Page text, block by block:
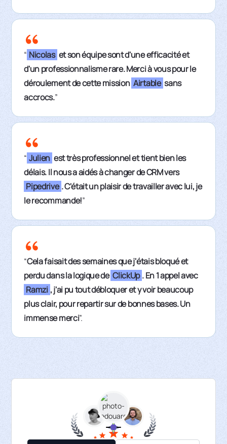
“ Nicolas et son équipe sont d'une efficacité et
d'un professionnalisme rare. Merci à vous pour le
déroulement de cette mission Airtable sans
accrocs.”
“ Julien est très professionnel et tient bien les
délais. Il nous a aidés à changer de CRM vers
Pipedrive . C'était un plaisir de travailler avec lui, je
le recommande!”
“Cela faisait des semaines que j'étais bloqué et
perdu dans la logique de ClickUp . En 1 appel avec
Ramzi , j'ai pu tout débloquer et y voir beaucoup
plus clair, pour repartir sur de bonnes bases. Un
immense merci”.